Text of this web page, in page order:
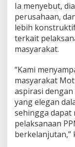
Ia menyebut,
perusahaan,
lebih
terkait
masyarakat.
“Kami
masyarakat
aspirasi
yang elegan
sehingga
pelaksanaan
berkelanjutan,”